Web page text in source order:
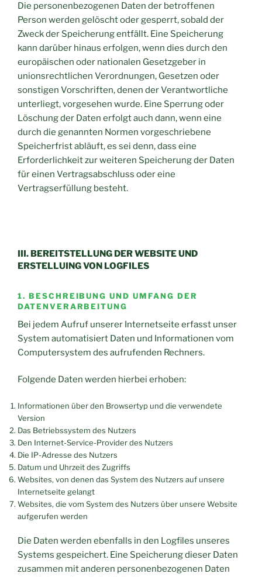
Die personenbezogenen Daten der betroffenen
Person werden gelöscht oder gesperrt, sobald der
Zweck der Speicherung entfällt. Eine Speicherung
kann darüber hinaus erfolgen, wenn dies durch den
europäischen oder nationalen Gesetzgeber in
unionsrechtlichen Verordnungen, Gesetzen oder
sonstigen Vorschriften, denen der Verantwortliche
unterliegt, vorgesehen wurde. Eine Sperrung oder
Löschung der Daten erfolgt auch dann, wenn eine
durch die genannten Normen vorgeschriebene
Speicherfrist abläuft, es sei denn, dass eine
Erforderlichkeit zur weiteren Speicherung der Daten
für einen Vertragsabschluss oder eine
Vertragserfüllung besteht.
III. BEREITSTELLUNG DER WEBSITE UND
ERSTELLUING VON LOGFILES
1. BESCHREIBUNG UND UMFANG DER
DATENVERARBEITUNG
Bei jedem Aufruf unserer Internetseite erfasst unser
System automatisiert Daten und Informationen vom
Computersystem des aufrufenden Rechners.
Folgende Daten werden hierbei erhoben:
Informationen über den Browsertyp und die verwendete
Version
Das Betriebssystem des Nutzers
Den Internet-Service-Provider des Nutzers
Die IP-Adresse des Nutzers
Datum und Uhrzeit des Zugriffs
Websites, von denen das System des Nutzers auf unsere
Internetseite gelangt
Websites, die vom System des Nutzers über unsere Website
aufgerufen werden
Die Daten werden ebenfalls in den Logfiles unseres
Systems gespeichert. Eine Speicherung dieser Daten
zusammen mit anderen personenbezogenen Daten